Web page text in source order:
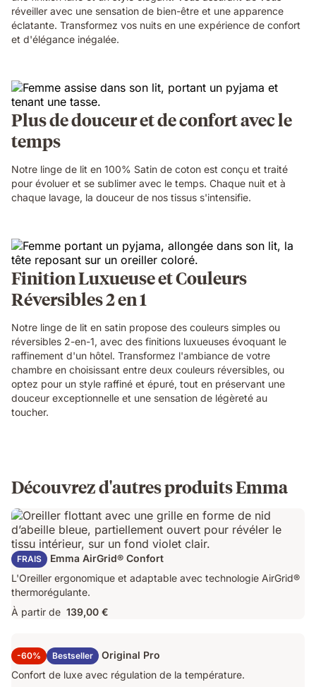
réveiller avec une sensation de bien-être et une apparence
éclatante. Transformez vos nuits en une expérience de confort
et d'élégance inégalée.
Plus de douceur et de confort avec le
temps
Notre linge de lit en 100% Satin de coton est conçu et traité
pour évoluer et se sublimer avec le temps. Chaque nuit et à
chaque lavage, la douceur de nos tissus s'intensifie.
Finition Luxueuse et Couleurs
Réversibles 2 en 1
Notre linge de lit en satin propose des couleurs simples ou
réversibles 2-en-1, avec des finitions luxueuses évoquant le
raffinement d'un hôtel. Transformez l'ambiance de votre
chambre en choisissant entre deux couleurs réversibles, ou
optez pour un style raffiné et épuré, tout en préservant une
douceur exceptionnelle et une sensation de légèreté au
toucher.
Découvrez d'autres produits Emma
FRAIS
Oreiller Emma AirGrid® Confort
L'Oreiller ergonomique et adaptable avec technologie AirGrid®
thermorégulante.
À partir de 139,00 €
-60% Bestseller
Surmatelas Emma Original Pro
Confort de luxe avec régulation de la température.